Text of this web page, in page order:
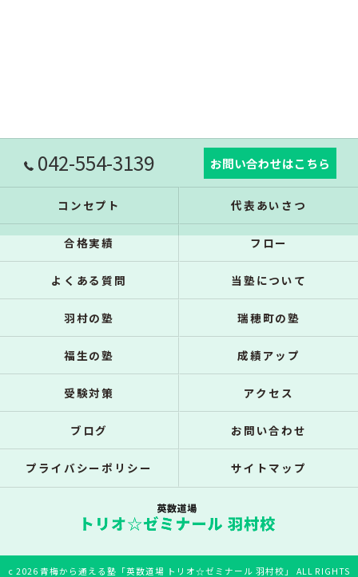
042-554-3139 お問い合わせはこちら
コンセプト 代表あいさつ
合格実績 フロー
よくある質問 当塾について
羽村の塾 瑞穂町の塾
福生の塾 成績アップ
受験対策 アクセス
ブログ お問い合わせ
プライバシーポリシー サイトマップ
c 2026 青梅から通える塾「英数道場 トリオ☆ゼミナール 羽村校」 ALL RIGHTS